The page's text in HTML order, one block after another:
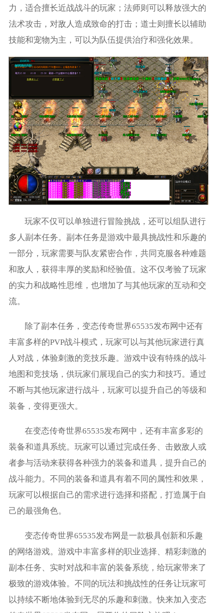
力，适合擅长近战战斗的玩家；法师则可以释放强大的
法术攻击，对敌人造成致命的打击；道士则擅长以辅助
技能和宠物为主，可以为队伍提供治疗和强化效果。
玩家不仅可以单独进行冒险挑战，还可以组队进行
多人副本任务。副本任务是游戏中最具挑战性和乐趣的
一部分，玩家需要与队友紧密合作，共同克服各种难题
和敌人，获得丰厚的奖励和经验值。这不仅考验了玩家
的实力和战略性思维，也增加了与其他玩家的互动和交
流。
除了副本任务，变态传奇世界65535发布网中还有
丰富多样的PVP战斗模式，玩家可以与其他玩家进行真
人对战，体验刺激的竞技乐趣。游戏中设有特殊的战斗
地图和竞技场，供玩家们展现自己的实力和技巧。通过
不断与其他玩家进行战斗，玩家可以提升自己的等级和
装备，变得更强大。
在变态传奇世界65535发布网中，还有丰富多彩的
装备和道具系统。玩家可以通过完成任务、击败敌人或
者参与活动来获得各种强力的装备和道具，提升自己的
战斗能力。不同的装备和道具有着不同的属性和效果，
玩家可以根据自己的需求进行选择和搭配，打造属于自
己的最强角色。
变态传奇世界65535发布网是一款极具创新和乐趣
的网络游戏。游戏中丰富多样的职业选择、精彩刺激的
副本任务、实时对战和丰富的装备系统，给玩家带来了
极致的游戏体验。不同的玩法和挑战性的任务让玩家可
以持续不断地体验到无尽的乐趣和刺激。快来加入变态